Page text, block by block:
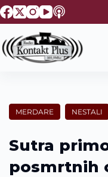
S
k
p
t
e
t
MERDARE NESTALI
Sutra
posmrtnih